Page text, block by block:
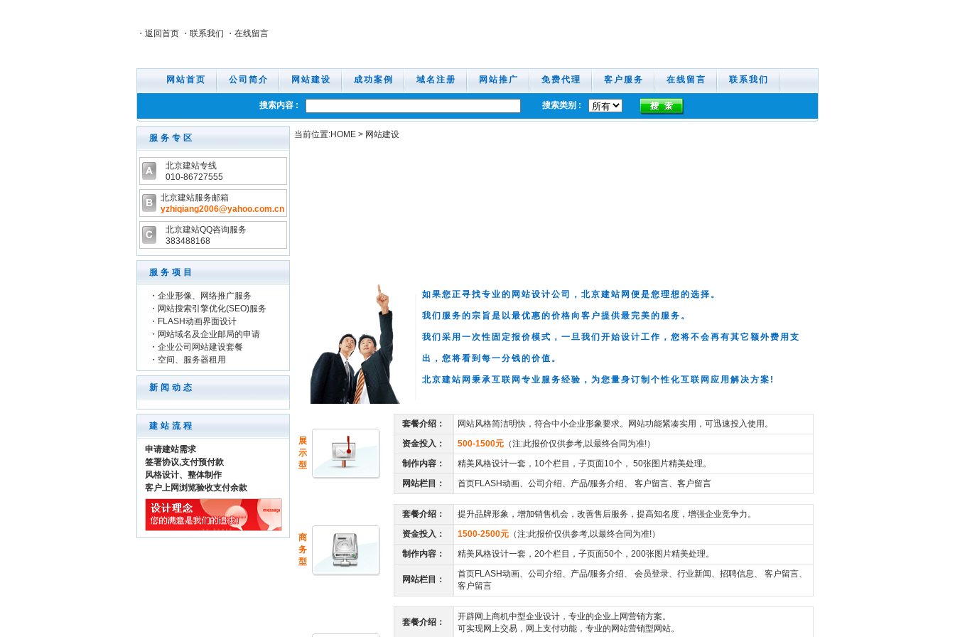
・返回首页 ・联系我们 ・在线留言
网站首页 公司简介 网站建设 成功案例 域名注册 网站推广 免费代理 客户服务 在线留言 联系我们
搜索内容 : 搜索类别 :
服务专区
北京建站专线
010-86727555
北京建站服务邮箱
yzhiqiang2006@yahoo.com.cn
北京建站QQ咨询服务
383488168
服务项目
・ 企业形像、网络推广服务
・ 网站搜索引擎优化(SEO)服务
・ FLASH动画界面设计
・ 网站域名及企业邮局的申请
・ 企业公司网站建设套餐
・ 空间、服务器租用
新闻动态
建站流程
申请建站需求
签署协议,支付预付款
风格设计、整体制作
客户上网浏览验收支付余款
当前位置:HOME > 网站建设
如果您正寻找专业的网站设计公司，北京建站网便是您理想的选择。
我们服务的宗旨是以最优惠的价格向客户提供最完美的服务。
我们采用一次性固定报价模式，一旦我们开始设计工作，您将不会再有其它额外费用支
出，您将看到每一分钱的价值。
北京建站网秉承互联网专业服务经验，为您量身订制个性化互联网应用解决方案!
展
示
型
套餐介绍：
网站风格简洁明快，符合中小企业形象要求。网站功能紧凑实用，可迅速投入使用。
资金投入 ： 500-1500元（注:此报价仅供参考,以最终合同为准!）
制作内容：
精美风格设计一套，10个栏目，子页面10个， 50张图片精美处理。
网站栏目：
首页FLASH动画、公司介绍、产品/服务介绍、 客户留言、客户留言
商
务
型
套餐介绍：
提升品牌形象，增加销售机会，改善售后服务，提高知名度，增强企业竞争力。
资金投入 ： 1500-2500元（注:此报价仅供参考,以最终合同为准!）
制作内容：
精美风格设计一套，20个栏目，子页面50个，200张图片精美处理。
网站栏目：
首页FLASH动画、公司介绍、产品/服务介绍、 会员登录、行业新闻、招聘信息、 客户留言、
客户留言
套餐介绍：
开辟网上商机中型企业设计，专业的企业上网营销方案。
可实现网上交易，网上支付功能，专业的网站营销型网站。